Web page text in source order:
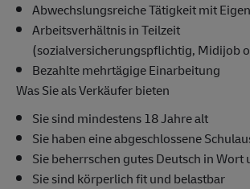
Abwechslungsreiche Tätigkeit mit
Arbeitsverhältnis in Teilzeit
(sozialversicherungspflichtig, Midijob
Bezahlte mehrtägige Einarbeitung
Was Sie als Verkäufer bieten
Sie sind mindestens 18 Jahre alt
Sie haben eine abgeschlossene
Sie beherrschen gutes Deutsch in Wort
Sie sind körperlich fit und belastbar